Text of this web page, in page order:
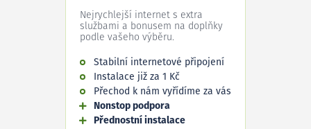
Nejrychlejší internet s extra
službami a bonusem na doplňky
podle vašeho výběru.
Stabilní internetové připojení
Instalace již za 1 Kč
Přechod k nám vyřídíme za vás
Nonstop podpora
Přednostní instalace